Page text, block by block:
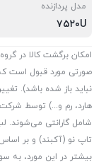
مدل پردازنده
۷۵۲۰U
امکان برگشت کالا در
صورتی مورد قبول است که
نباید باز شده باشد).
هارد، رم و...) توسط
شامل گارانتی می‌شوند.
تاپ نو (آکبند) و بر
بیشتر در این مورد، به